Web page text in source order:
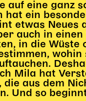
auf eine ganz
ein
etwas Neues
auch in einen
in die Wüste
Mila hat
aus dem
Und so